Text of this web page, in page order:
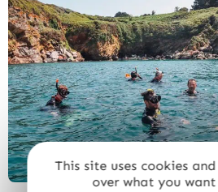
This site uses cookies
over what you